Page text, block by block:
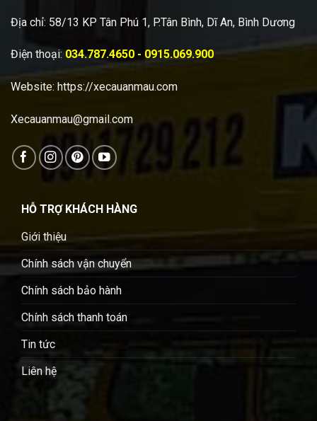
Địa chỉ: 58/13 KP Tân Phú 1, P.Tân Bình, Dĩ An, Bình Dương
Điện thoại: 034.787.4650 - 0915.069.900
Website: https://xecauanmau.com
Xecauanmau@gmail.com
HỖ TRỢ KHÁCH HÀNG
Giới thiệu
Chính sách vận chuyển
Chính sách bảo hành
Chính sách thanh toán
Tin tức
Liên hệ